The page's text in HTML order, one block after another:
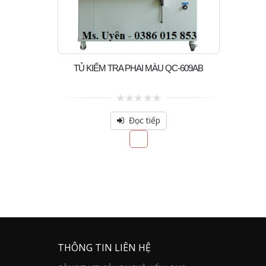
TỦ KIỂM TRA PHAI MÀU QC-609AB
0
out
of
Đọc tiếp
THÔNG TIN LIÊN HỆ